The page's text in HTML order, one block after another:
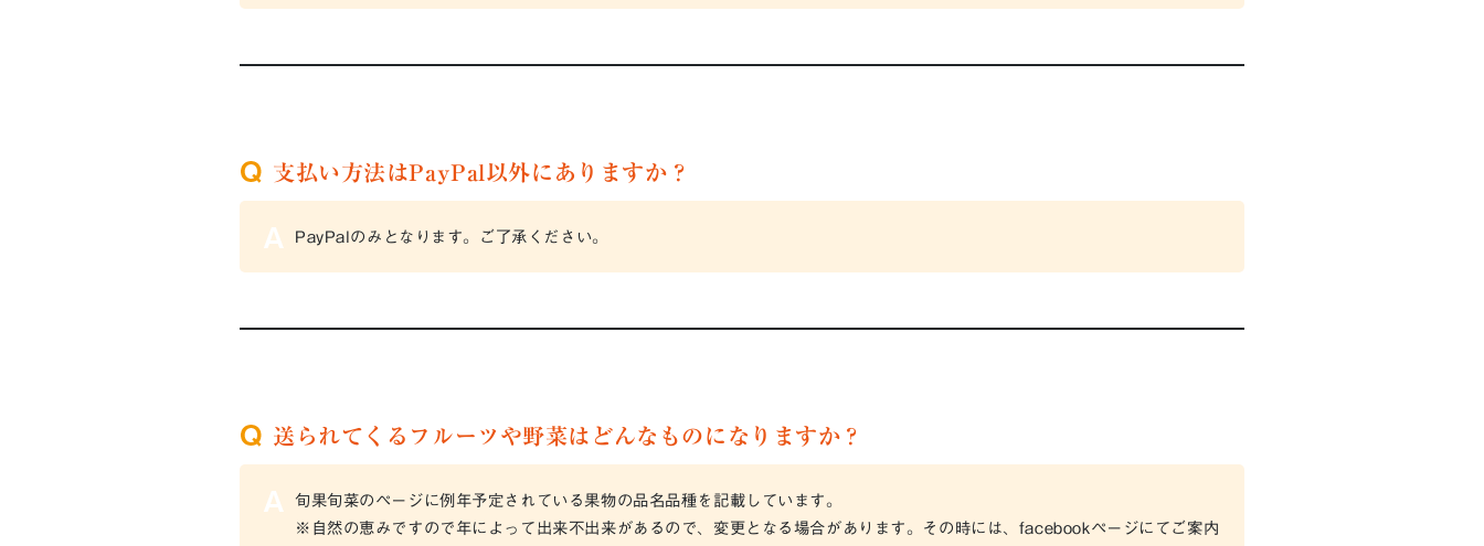
支払い方法はPayPal以外にありますか？
PayPalのみとなります。ご了承ください。
送られてくるフルーツや野菜はどんなものになりますか？
旬果旬菜のページに例年予定されている果物の品名品種を記載しています。
※自然の恵みですので年によって出来不出来があるので、変更となる場合があります。その時には、facebookページにてご案内